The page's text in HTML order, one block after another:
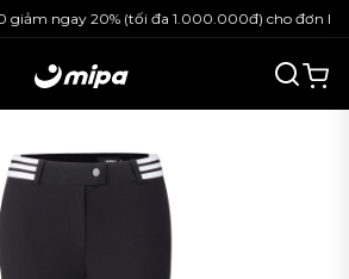
ngay 20% (tối đa 1.000.000đ) cho đơn